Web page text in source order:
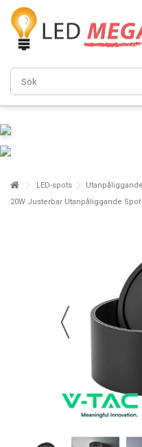
LED-spots
20W Justerbar Utanpåliggande Spot